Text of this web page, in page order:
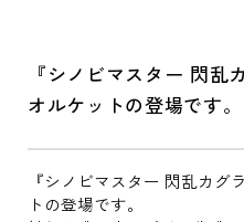
『シノビマスター 閃乱
オルケットの登場です。
『シノビマスター 閃乱カグ
トの登場です。